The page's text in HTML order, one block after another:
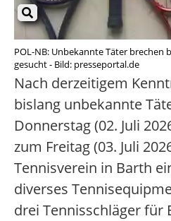
POL-NB: Unbekannte Täter brechen
gesucht - Bild: presseportal.de
Nach derzeitigem
bislang unbekannte
Donnerstag (02. Juli
zum Freitag (03. Juli
Tennisverein in Barth
diverses
drei Tennisschläger für